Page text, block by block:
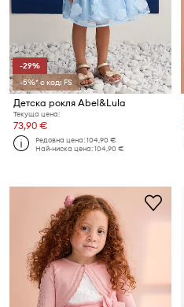
-29%
-5%* с код: FS
Детска рокля Abel&Lula
Текуща цена:
73,90 €
Редовна цена:104,90 €
Най-ниска цена:104,90 €